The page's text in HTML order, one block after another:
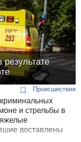
Происшествия
криминальных
и стрельбы в
доставлены